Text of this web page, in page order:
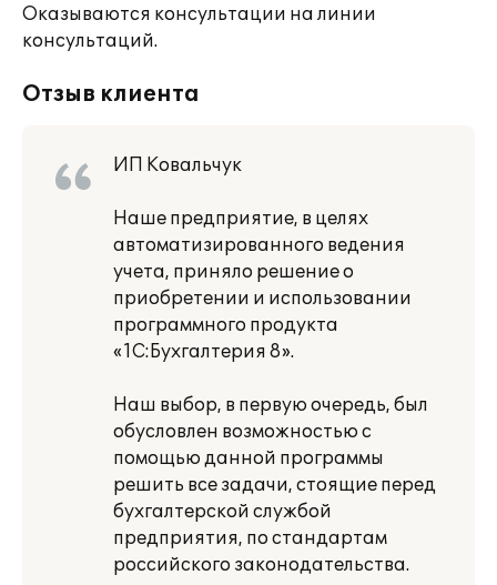
Оказываются консультации на линии
консультаций.
Отзыв клиента
ИП Ковальчук
Наше предприятие, в целях
автоматизированного ведения
учета, приняло решение о
приобретении и использовании
программного продукта
«1С:Бухгалтерия 8».
Наш выбор, в первую очередь, был
обусловлен возможностью с
помощью данной программы
решить все задачи, стоящие перед
бухгалтерской службой
предприятия, по стандартам
российского законодательства.